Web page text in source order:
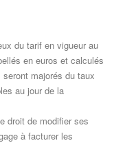
du tarif en vigueur au
en euros et calculés
majorés du taux
au jour de la
droit de modifier ses
à facturer les